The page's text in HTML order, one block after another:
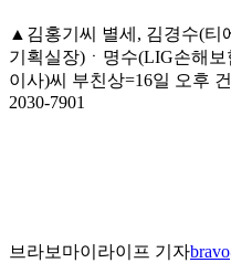
▲김홍기씨 별세, 김경수(티
기획실장)ㆍ명수(LIG손해
이사)씨 부친상=16일 오후
2030-7901
브라보마이라이프 기자